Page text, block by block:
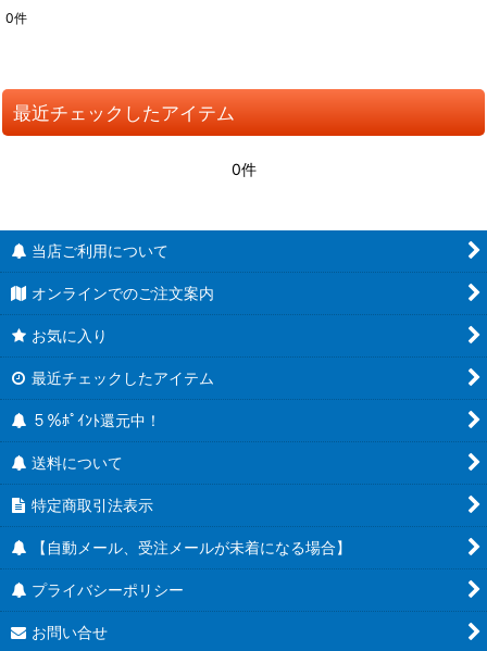
並び順:
0件
最近チェックしたアイテム
0件
当店ご利用について
オンラインでのご注文案内
お気に入り
最近チェックしたアイテム
５％ﾎﾟｲﾝﾄ還元中！
送料について
特定商取引法表示
【自動メール、受注メールが未着になる場合】
プライバシーポリシー
お問い合せ